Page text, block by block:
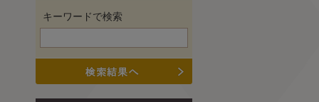
キーワードで検索